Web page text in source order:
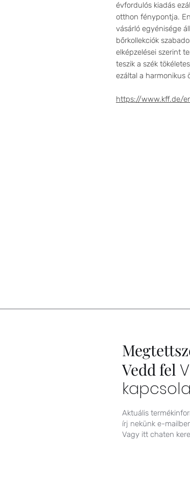
évfordulós kiadás
otthon fénypontja.
vásárló egyénisége
bőrkollekciók
elképzelései szerint
teszik a szék
ezáltal a harmonikus
https://www.kff.de/
Vedd fel
Aktuális
írj nekünk e-
Vagy itt chaten